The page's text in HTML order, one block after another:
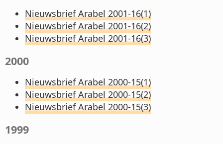
Nieuwsbrief Arabel 2001-16(1)
Nieuwsbrief Arabel 2001-16(2)
Nieuwsbrief Arabel 2001-16(3)
2000
Nieuwsbrief Arabel 2000-15(1)
Nieuwsbrief Arabel 2000-15(2)
Nieuwsbrief Arabel 2000-15(3)
1999